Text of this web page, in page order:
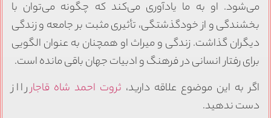
می‌شود. او به ما یادآوری می‌کند که چگونه می‌توان با
بخشندگی و از خودگذشتگی، تأثیری مثبت بر جامعه و زندگی
دیگران گذاشت. زندگی و میراث او همچنان به عنوان الگویی
برای رفتار انسانی در فرهنگ و ادبیات جهان باقی مانده است.
اگر به این موضوع علاقه دارید، ثروت احمد شاه قاجاررا از
دست ندهید.